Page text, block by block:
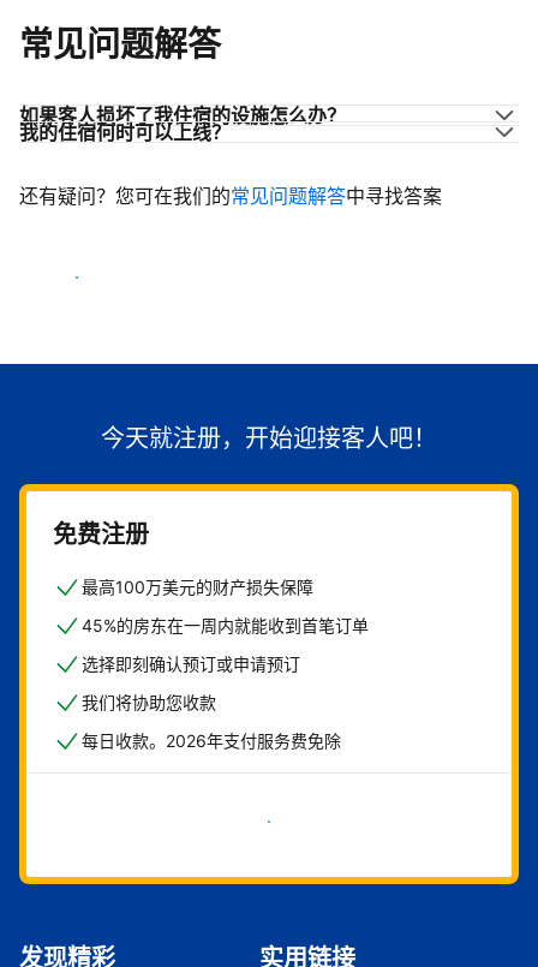
常见问题解答
如果客人损坏了我住宿的设施怎么办？
我的住宿何时可以上线？
还有疑问？您可在我们的常见问题解答中寻找答案
开始迎客
今天就注册，开始迎接客人吧！
免费注册
最高100万美元的财产损失保障
45%的房东在一周内就能收到首笔订单
选择即刻确认预订或申请预订
我们将协助您收款
每日收款。2026年支付服务费免除
立即开始
发现精彩 实用链接